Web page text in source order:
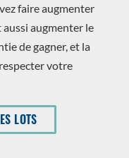
faire augmenter
augmenter le
de gagner, et la
votre
LOTS